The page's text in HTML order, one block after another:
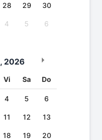
28 29 30
4 5 6
, 2026
Vi Sa Do
4 5 6
11 12 13
18 19 20